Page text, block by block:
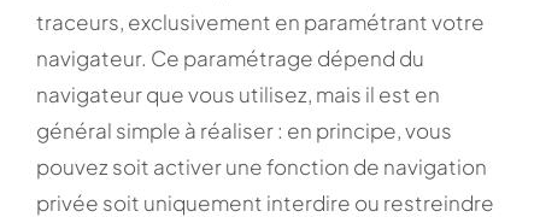
traceurs, exclusivement en paramétrant votre
navigateur. Ce paramétrage dépend du
navigateur que vous utilisez, mais il est en
général simple à réaliser : en principe, vous
pouvez soit activer une fonction de navigation
privée soit uniquement interdire ou restreindre